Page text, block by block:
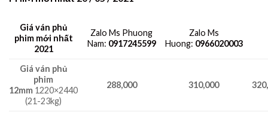
Giá ván phủ
phim mới nhất
2021
Zalo Ms Phuong
Nam: 0917245599
Zalo Ms
Huong: 0966020003
Giá ván phủ
phim
12mm 1220×2440
(21-23kg)
288,000 310,000